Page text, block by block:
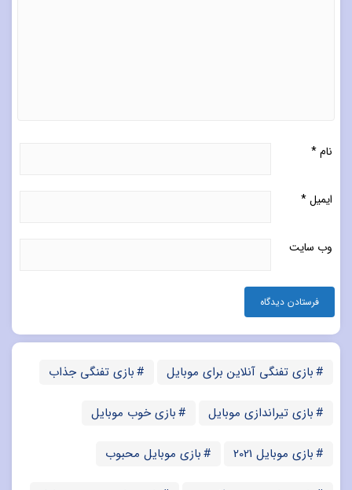
نام*
ایمیل*
وب‌ سایت
بازی تفنگی آنلاین برای موبایل بازی تفنگی جذاب
بازی تیراندازی موبایل بازی خوب موبایل
بازی موبایل 2021 بازی موبایل محبوب